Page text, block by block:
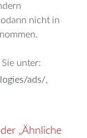
nicht in
unter:
ads/,
„Ähnliche